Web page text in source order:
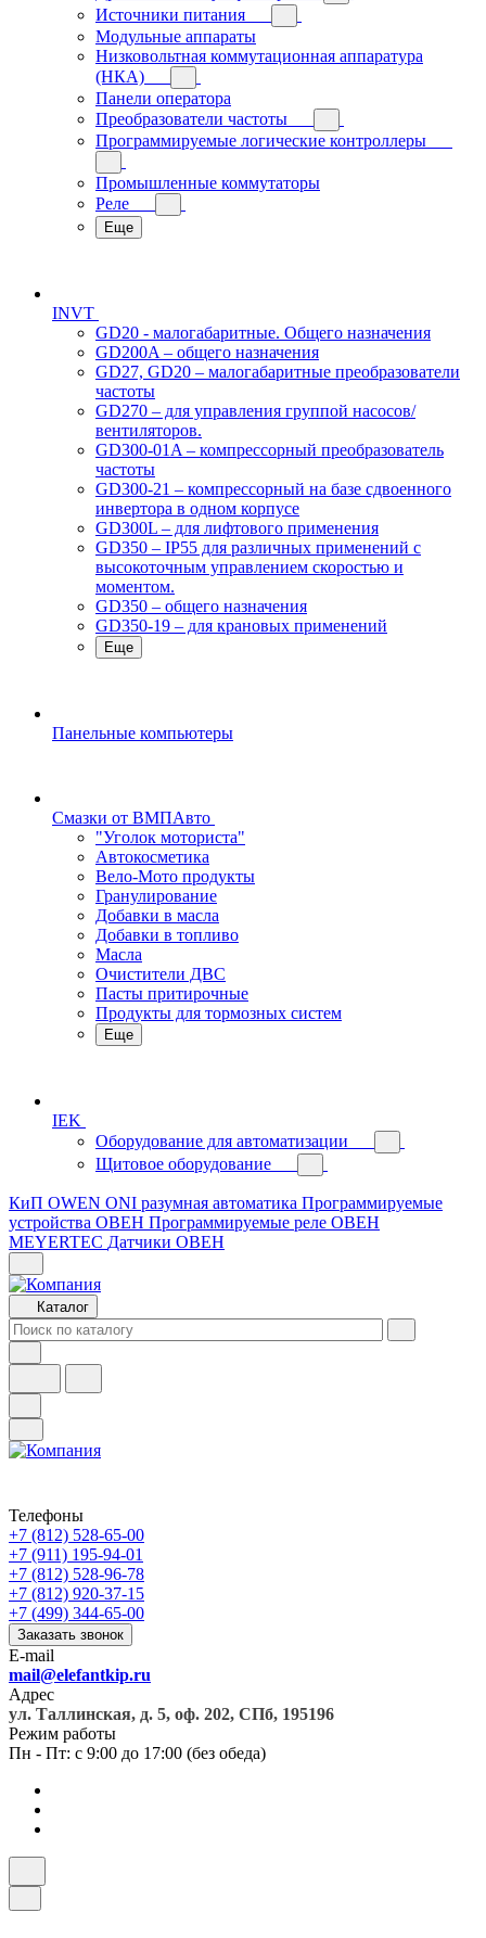
Источники питания
Модульные аппараты
Низковольтная коммутационная аппаратура
(НКА)
Панели оператора
Преобразователи частоты
Программируемые логические контроллеры
Промышленные коммутаторы
Реле
Еще
INVT
GD20 - малогабаритные. Общего назначения
GD200A – общего назначения
GD27, GD20 – малогабаритные преобразователи
частоты
GD270 – для управления группой насосов/
вентиляторов.
GD300-01A – компрессорный преобразователь
частоты
GD300-21 – компрессорный на базе сдвоенного
инвертора в одном корпусе
GD300L – для лифтового применения
GD350 – IP55 для различных применений с
высокоточным управлением скоростью и
моментом.
GD350 – общего назначения
GD350-19 – для крановых применений
Еще
Панельные компьютеры
Смазки от ВМПАвто
"Уголок моториста"
Автокосметика
Вело-Мото продукты
Гранулирование
Добавки в масла
Добавки в топливо
Масла
Очистители ДВС
Пасты притирочные
Продукты для тормозных систем
Еще
IEK
Оборудование для автоматизации
Щитовое оборудование
КиП OWEN ONI разумная автоматика Программируемые
устройства ОВЕН Программируемые реле ОВЕН
MEYERTEC Датчики ОВЕН
Каталог
Телефоны
+7 (812) 528-65-00
+7 (911) 195-94-01
+7 (812) 528-96-78
+7 (812) 920-37-15
+7 (499) 344-65-00
Заказать звонок
E-mail
mail@elefantkip.ru
Адрес
ул. Таллинская, д. 5, оф. 202, СПб, 195196
Режим работы
Пн - Пт: с 9:00 до 17:00 (без обеда)